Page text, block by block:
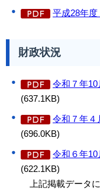
平成28年
財政状況
令和７年
(637.1KB)
令和７年４
(696.0KB)
令和６年
(622.1KB)
上記掲載データ